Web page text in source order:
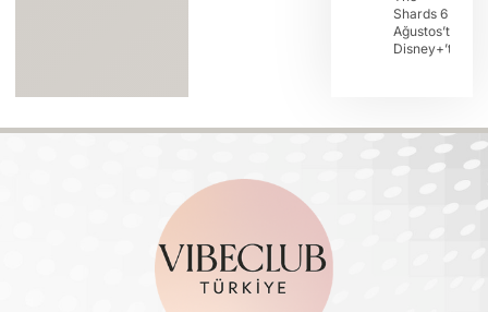
Shards 6
Ağustos’ta
Disney+’ta